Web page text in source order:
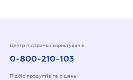
Центр підтримки користувачів
0-800-210-103
Підбір продуктів та рішень